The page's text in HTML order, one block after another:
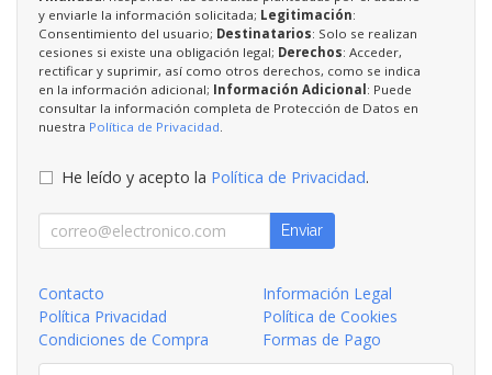
y enviarle la información solicitada; Legitimación:
Consentimiento del usuario; Destinatarios: Solo se realizan
cesiones si existe una obligación legal; Derechos: Acceder,
rectificar y suprimir, así como otros derechos, como se indica
en la información adicional; Información Adicional: Puede
consultar la información completa de Protección de Datos en
nuestra Política de Privacidad
He leído y acepto la Política de Privacidad.
Enviar
Contacto
Información Legal
Política Privacidad
Política de Cookies
Condiciones de Compra
Formas de Pago